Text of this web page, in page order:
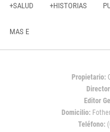
+SALUD +HISTORIAS
MAS E
Propietario:
Editor
Domicilio:
Teléfono: